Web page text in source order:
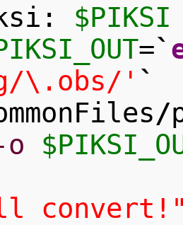
$PIKSI
=`
\.obs/' `
/
o